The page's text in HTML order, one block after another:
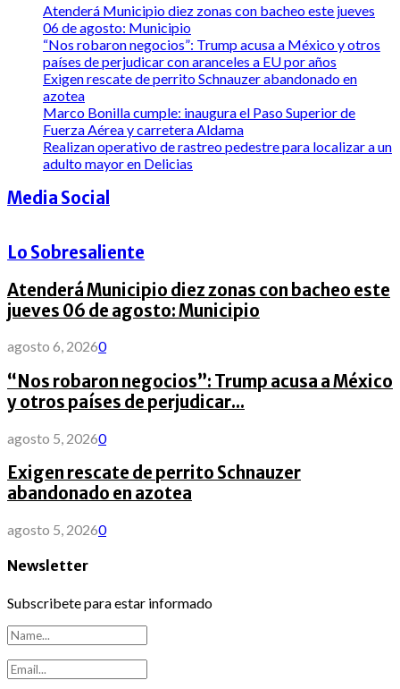
Atenderá Municipio diez zonas con bacheo este jueves
06 de agosto: Municipio
“Nos robaron negocios”: Trump acusa a México y otros
países de perjudicar con aranceles a EU por años
Exigen rescate de perrito Schnauzer abandonado en
azotea
Marco Bonilla cumple: inaugura el Paso Superior de
Fuerza Aérea y carretera Aldama
Realizan operativo de rastreo pedestre para localizar a un
adulto mayor en Delicias
Media Social
Lo Sobresaliente
Atenderá Municipio diez zonas con bacheo este
jueves 06 de agosto: Municipio
agosto 6, 20260
“Nos robaron negocios”: Trump acusa a México
y otros países de perjudicar...
agosto 5, 20260
Exigen rescate de perrito Schnauzer
abandonado en azotea
agosto 5, 20260
Newsletter
Subscribete para estar informado